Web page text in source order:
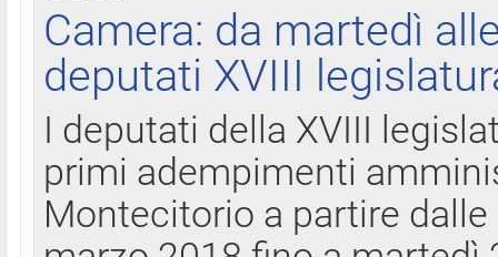
Camera: da martedì
deputati XVIII
I deputati della XVIII
primi adempimenti
Montecitorio a partire